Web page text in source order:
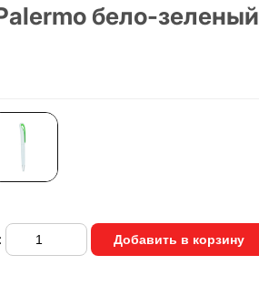
бело-зеленый
Добавить в корзину